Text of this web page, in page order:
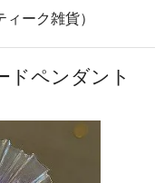
ィーク雑貨）
ドペンダント